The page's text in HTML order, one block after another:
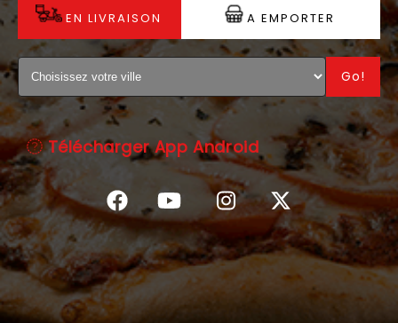
EN LIVRAISON A EMPORTER
Go!
Télécharger App Android